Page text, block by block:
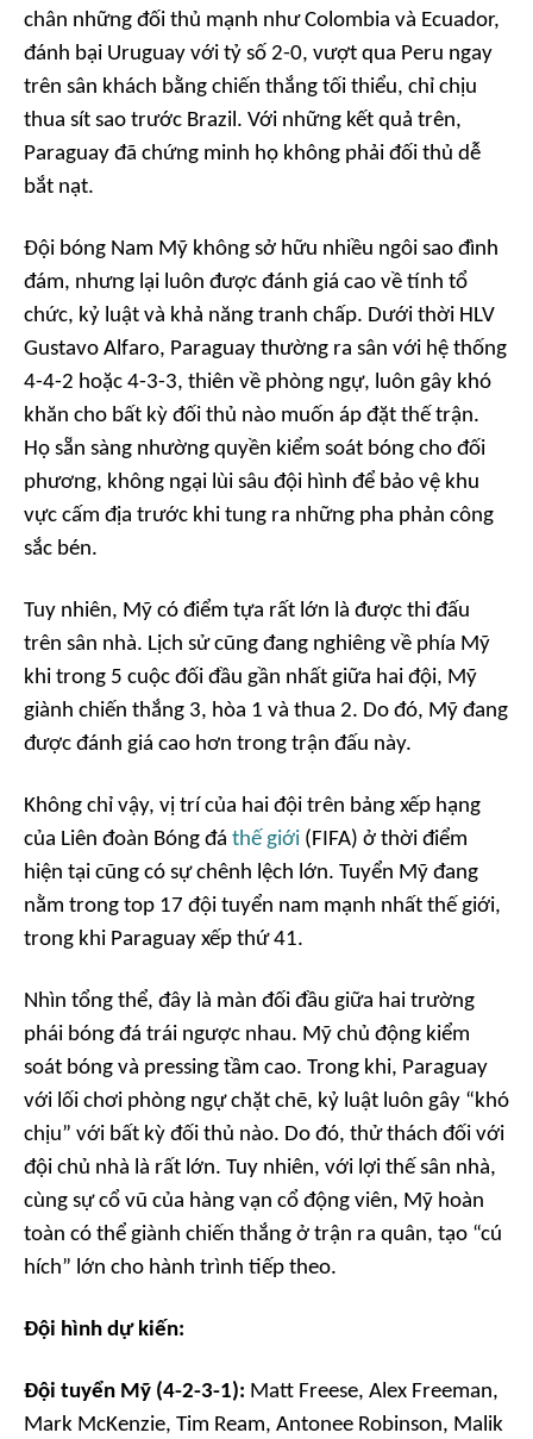
chân những đối thủ mạnh như Colombia và Ecuador,
đánh bại Uruguay với tỷ số 2-0, vượt qua Peru ngay
trên sân khách bằng chiến thắng tối thiểu, chỉ chịu
thua sít sao trước Brazil. Với những kết quả trên,
Paraguay đã chứng minh họ không phải đối thủ dễ
bắt nạt.
Đội bóng Nam Mỹ không sở hữu nhiều ngôi sao đình
đám, nhưng lại luôn được đánh giá cao về tính tổ
chức, kỷ luật và khả năng tranh chấp. Dưới thời HLV
Gustavo Alfaro, Paraguay thường ra sân với hệ thống
4-4-2 hoặc 4-3-3, thiên về phòng ngự, luôn gây khó
khăn cho bất kỳ đối thủ nào muốn áp đặt thế trận.
Họ sẵn sàng nhường quyền kiểm soát bóng cho đối
phương, không ngại lùi sâu đội hình để bảo vệ khu
vực cấm địa trước khi tung ra những pha phản công
sắc bén.
Tuy nhiên, Mỹ có điểm tựa rất lớn là được thi đấu
trên sân nhà. Lịch sử cũng đang nghiêng về phía Mỹ
khi trong 5 cuộc đối đầu gần nhất giữa hai đội, Mỹ
giành chiến thắng 3, hòa 1 và thua 2. Do đó, Mỹ đang
được đánh giá cao hơn trong trận đấu này.
Không chỉ vậy, vị trí của hai đội trên bảng xếp hạng
của Liên đoàn Bóng đá thế giới (FIFA) ở thời điểm
hiện tại cũng có sự chênh lệch lớn. Tuyển Mỹ đang
nằm trong top 17 đội tuyển nam mạnh nhất thế giới,
trong khi Paraguay xếp thứ 41.
Nhìn tổng thể, đây là màn đối đầu giữa hai trường
phái bóng đá trái ngược nhau. Mỹ chủ động kiểm
soát bóng và pressing tầm cao. Trong khi, Paraguay
với lối chơi phòng ngự chặt chẽ, kỷ luật luôn gây “khó
chịu” với bất kỳ đối thủ nào. Do đó, thử thách đối với
đội chủ nhà là rất lớn. Tuy nhiên, với lợi thế sân nhà,
cùng sự cổ vũ của hàng vạn cổ động viên, Mỹ hoàn
toàn có thể giành chiến thắng ở trận ra quân, tạo “cú
hích” lớn cho hành trình tiếp theo.
Đội hình dự kiến:
Đội tuyển Mỹ (4-2-3-1): Matt Freese, Alex Freeman,
Mark McKenzie, Tim Ream, Antonee Robinson, Malik